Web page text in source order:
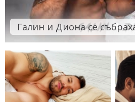
Галин и Диона се